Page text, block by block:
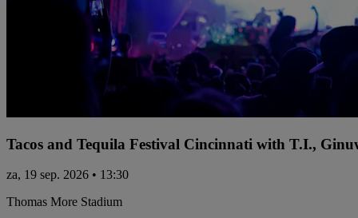
Tacos and Tequila Festival Cincinnati with T.I.,
za, 19 sep. 2026 • 13:30
Thomas More Stadium